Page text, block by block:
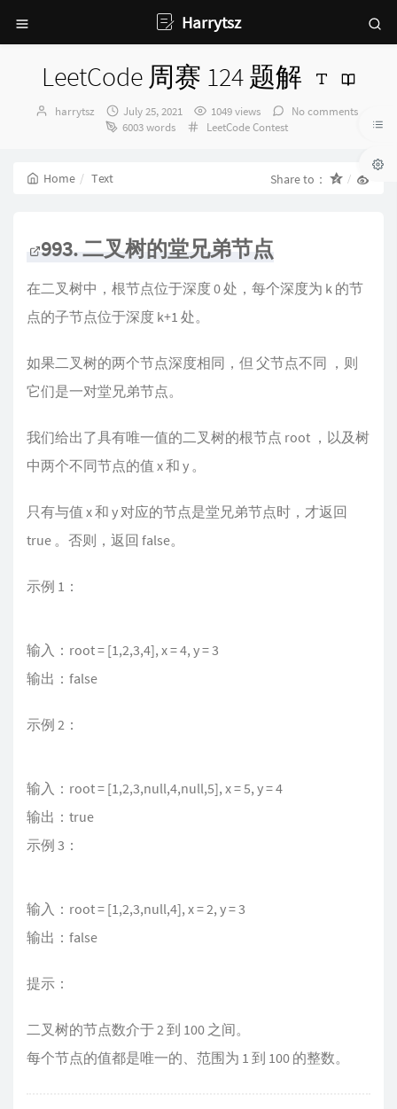
Harrytsz
LeetCode 周赛 124 题解
Author：
harrytsz
发
布
July 25, 2021 1049 views
No comments
6003 words
Categories：
LeetCode Contest
Home Text Share to：
993. 二叉树的堂兄弟节点
在二叉树中，根节点位于深度 0 处，每个深度为 k 的节
点的子节点位于深度 k+1 处。
如果二叉树的两个节点深度相同，但 父节点不同 ，则
它们是一对堂兄弟节点。
我们给出了具有唯一值的二叉树的根节点 root ，以及树
中两个不同节点的值 x 和 y 。
只有与值 x 和 y 对应的节点是堂兄弟节点时，才返回
true 。否则，返回 false。
示例 1：
输入：root = [1,2,3,4], x = 4, y = 3
输出：false
示例 2：
输入：root = [1,2,3,null,4,null,5], x = 5, y = 4
输出：true
示例 3：
输入：root = [1,2,3,null,4], x = 2, y = 3
输出：false
提示：
二叉树的节点数介于 2 到 100 之间。
每个节点的值都是唯一的、范围为 1 到 100 的整数。